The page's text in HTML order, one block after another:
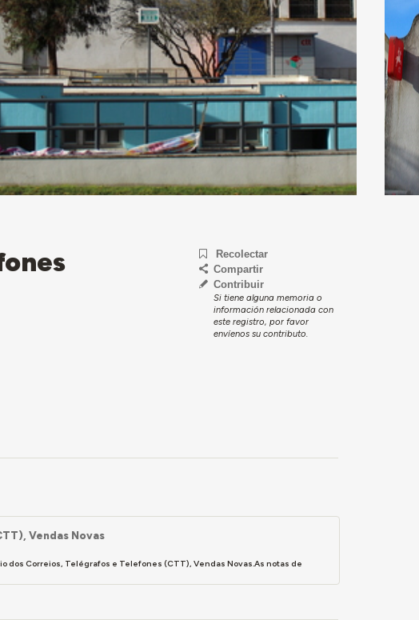
Recolectar
Compartir
Contribuir
Si tiene alguna memoria o
información relacionada con
este registro, por favor
envíenos su contributo.
Vendas Novas
dos Correios, Telégrafos e Telefones (CTT), Vendas Novas.As notas de